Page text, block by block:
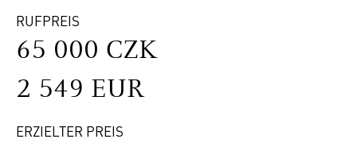
RUFPREIS
65 000 CZK
2 549 EUR
ERZIELTER PREIS